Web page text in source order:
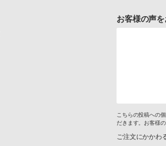
お客様の声
こちらの投稿への
だきます。お客様
ご注文にかかわ